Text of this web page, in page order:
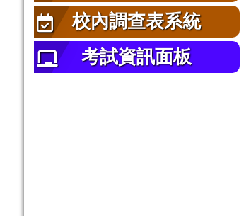
校內調查表系統
考試資訊面板